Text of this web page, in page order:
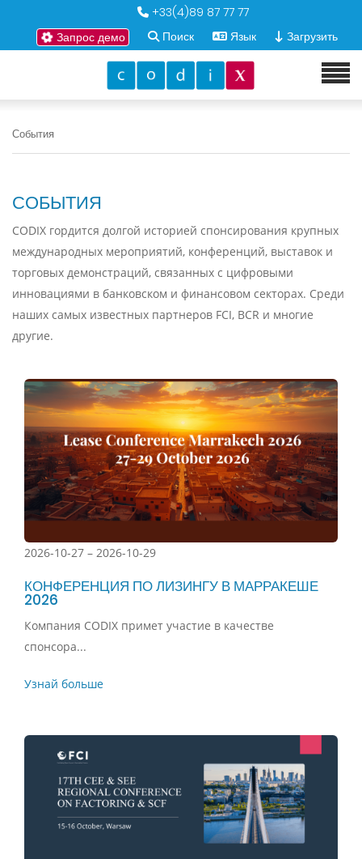
+33(4)89 87 77 77
Запрос демо
Поиск Язык Загрузить
События
СОБЫТИЯ
CODIX гордится долгой историей спонсирования крупных
международных мероприятий, конференций, выставок и
торговых демонстраций, связанных с цифровыми
инновациями в банковском и финансовом секторах. Среди
наших самых известных партнеров FCI, BCR и многие
другие.
2026-10-27 – 2026-10-29
КОНФЕРЕНЦИЯ ПО ЛИЗИНГУ В МАРРАКЕШЕ
2026
Компания CODIX примет участие в качестве
спонсора...
Узнай больше